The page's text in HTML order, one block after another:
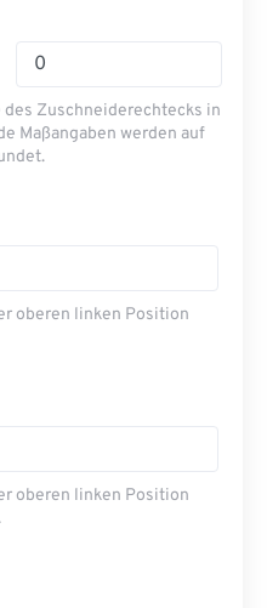
Zuschneiderechtecks ​​in
Maßangaben werden auf
oberen linken Position
oberen linken Position